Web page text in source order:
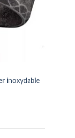
inoxydable